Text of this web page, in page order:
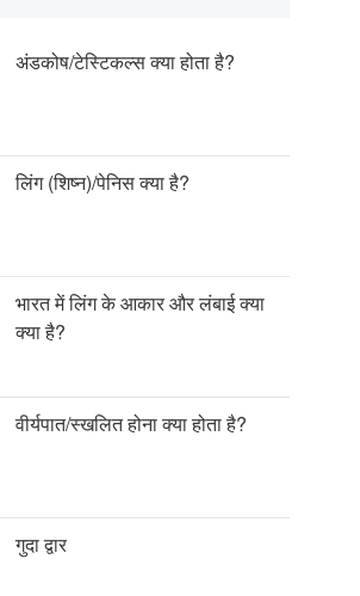
अंडकोष/टेस्टिकल्स क्या होता है?
लिंग (शिष्न)/पेनिस क्या है?
भारत में लिंग के आकार और लंबाई क्या
क्या है?
वीर्यपात/स्खलित होना क्या होता है?
गुदा द्वार